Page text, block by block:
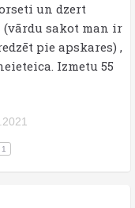
un dzert
(vārdu sakot man ir
pie apskares) ,
Izmetu 55
1